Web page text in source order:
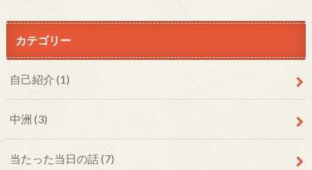
カテゴリー
自己紹介 (1)
中洲 (3)
当たった当日の話(7)